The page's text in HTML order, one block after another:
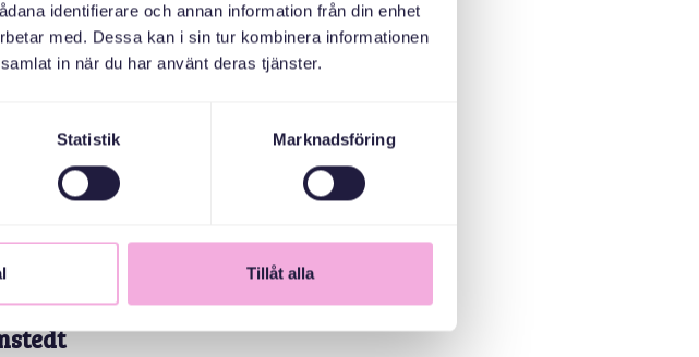
identifierare och annan information från din enhet
med. Dessa kan i sin tur kombinera informationen
in när du har använt deras tjänster.
Statistik Marknadsföring
Tillåt alla